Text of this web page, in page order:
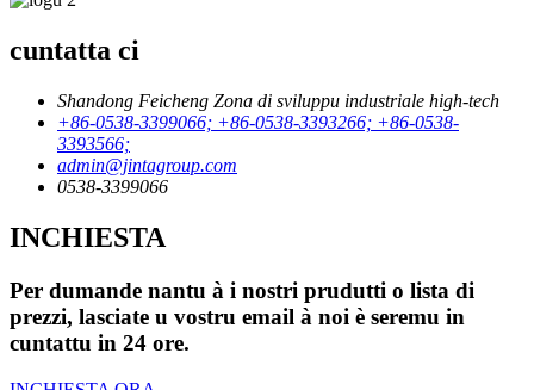
cuntatta ci
Shandong Feicheng Zona di sviluppu industriale high-tech
+86-0538-3399066; +86-0538-3393266; +86-0538-
3393566;
admin@jintagroup.com
0538-3399066
INCHIESTA
Per dumande nantu à i nostri prudutti o lista di
prezzi, lasciate u vostru email à noi è seremu in
cuntattu in 24 ore.